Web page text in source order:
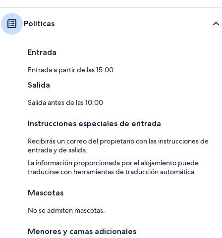
Políticas
Entrada
Entrada a partir de las 15:00
Salida
Salida antes de las 10:00
Instrucciones especiales de entrada
Recibirás un correo del propietario con las instrucciones de
entrada y de salida.
La información proporcionada por el alojamiento puede
traducirse con herramientas de traducción automática
Mascotas
No se admiten mascotas.
Menores y camas adicionales